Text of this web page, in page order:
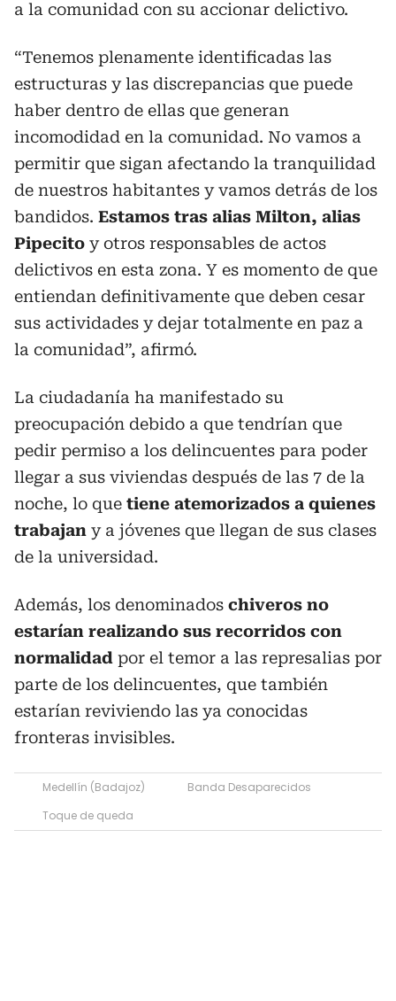
a la comunidad con su accionar delictivo.
“Tenemos plenamente identificadas las
estructuras y las discrepancias que puede
haber dentro de ellas que generan
incomodidad en la comunidad. No vamos a
permitir que sigan afectando la tranquilidad
de nuestros habitantes y vamos detrás de los
bandidos. Estamos tras alias Milton, alias
Pipecito y otros responsables de actos
delictivos en esta zona. Y es momento de que
entiendan definitivamente que deben cesar
sus actividades y dejar totalmente en paz a
la comunidad”, afirmó.
La ciudadanía ha manifestado su
preocupación debido a que tendrían que
pedir permiso a los delincuentes para poder
llegar a sus viviendas después de las 7 de la
noche, lo que tiene atemorizados a quienes
trabajan y a jóvenes que llegan de sus clases
de la universidad.
Además, los denominados chiveros no
estarían realizando sus recorridos con
normalidad por el temor a las represalias por
parte de los delincuentes, que también
estarían reviviendo las ya conocidas
fronteras invisibles.
Medellín (Badajoz)
Banda Desaparecidos
Toque de queda